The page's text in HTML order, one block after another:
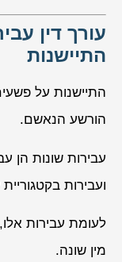
עורך דין
התיישנות
התיישנות על
הורשע הנאשם.
עבירות שונות הן
ועבירות
לעומת עבירות
מין שונה.